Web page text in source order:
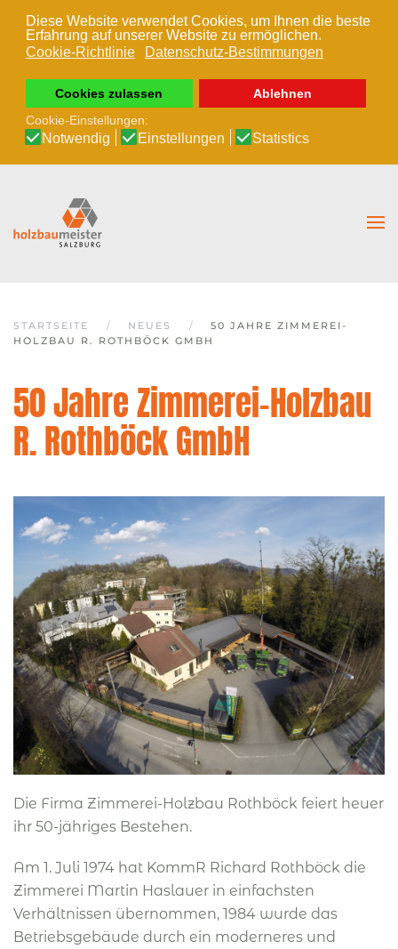
Diese Website verwendet Cookies, um Ihnen die beste
Erfahrung auf unserer Website zu ermöglichen.
Cookie-Richtlinie
Datenschutz-Bestimmungen
Cookies zulassen
Ablehnen
Cookie-Einstellungen:
Notwendig Einstellungen Statistics
Zum Hauptinhalt springen
STARTSEITE NEUES
50 JAHRE ZIMMEREI-
HOLZBAU R. ROTHBÖCK GMBH
50 Jahre Zimmerei-Holzbau
R. Rothböck GmbH
Die Firma Zimmerei-Holzbau Rothböck feiert heuer
ihr 50-jähriges Bestehen.
Am 1. Juli 1974 hat KommR Richard Rothböck die
Zimmerei Martin Haslauer in einfachsten
Verhältnissen übernommen, 1984 wurde das
Betriebsgebäude durch ein moderneres und